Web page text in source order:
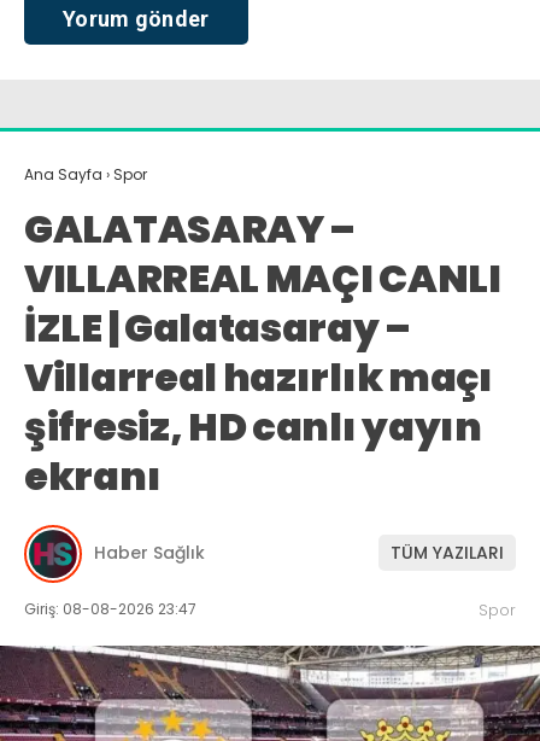
Ana Sayfa › Spor
GALATASARAY –
VILLARREAL MAÇI CANLI
İZLE | Galatasaray –
Villarreal hazırlık maçı
şifresiz, HD canlı yayın
ekranı
Haber Sağlık TÜM YAZILARI
Giriş: 08-08-2026 23:47 Spor